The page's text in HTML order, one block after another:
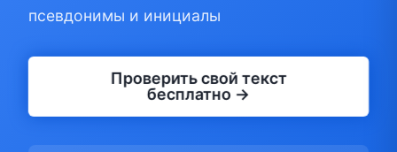
псевдонимы и инициалы
Проверить свой текст
бесплатно →